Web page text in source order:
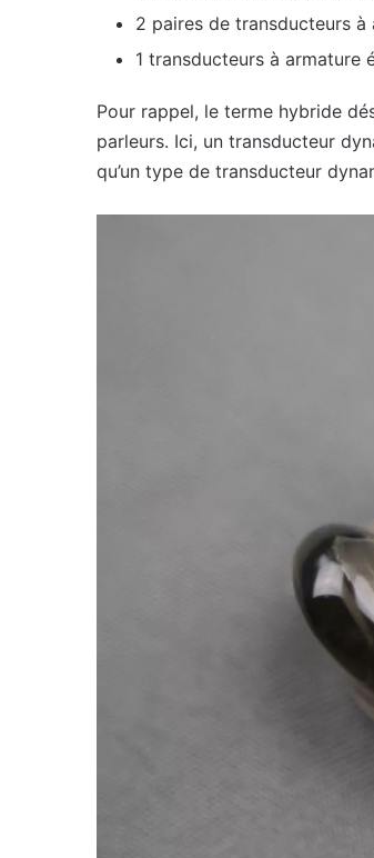
2 paires de transducteurs
1 transducteurs à armature
Pour rappel, le terme hybride
parleurs. Ici, un transducteur
qu’un type de transducteur